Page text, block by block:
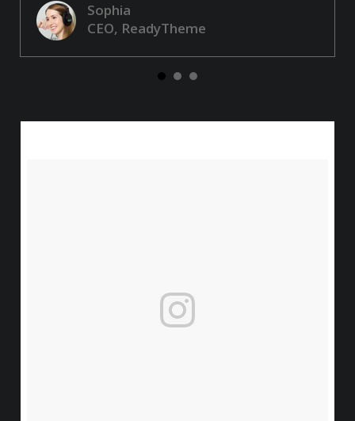
Sophia
CEO, ReadyTheme